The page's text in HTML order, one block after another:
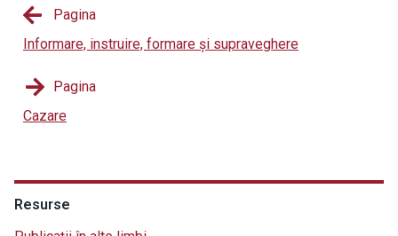
Pagina
Informare, instruire, formare și supraveghere
Pagina
Cazare
Resurse